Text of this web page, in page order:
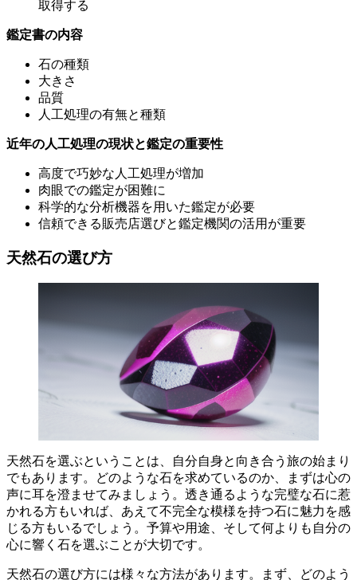
取得する
鑑定書の内容
石の種類
大きさ
品質
人工処理の有無と種類
近年の人工処理の現状と鑑定の重要性
高度で巧妙な人工処理が増加
肉眼での鑑定が困難に
科学的な分析機器を用いた鑑定が必要
信頼できる販売店選びと鑑定機関の活用が重要
天然石の選び方
天然石を選ぶということは、自分自身と向き合う旅の始まり
でもあります。どのような石を求めているのか、
まずは心の
声に耳を澄ませてみましょう 。透き通るような完璧な石に惹
かれる方もいれば、あえて不完全な模様を持つ石に魅力を感
じる方もいるでしょう。予算や用途、そして何よりも自分の
心に響く石を選ぶことが大切です。
天然石の選び方には様々な方法があります。まず、
どのよう